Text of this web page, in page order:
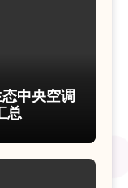
中央空调
总